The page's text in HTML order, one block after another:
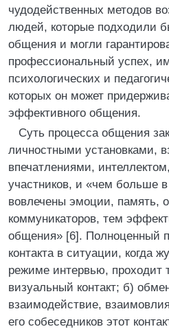
чудодейственных методов
людей, которые подходили
общения и могли
профессиональный успех,
психологических и
которых он может
эффективного общения.
Суть процесса общения
личностными установками,
впечатлениями,
участников, и «чем больше
вовлечены эмоции, память,
коммуникаторов, тем
общения» [6]. Полноценный
контакта в ситуации, когда
режиме интервью, проходит
визуальный контакт; б)
взаимодействие,
его собеседников этот